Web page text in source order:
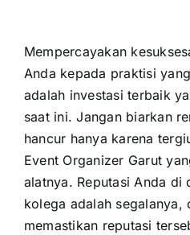
Mempercayakan
Anda kepada praktisi
adalah investasi terbaik
saat ini. Jangan biarkan
hancur hanya karena
Event Organizer Garut
alatnya. Reputasi Anda di
kolega adalah segalanya,
memastikan reputasi